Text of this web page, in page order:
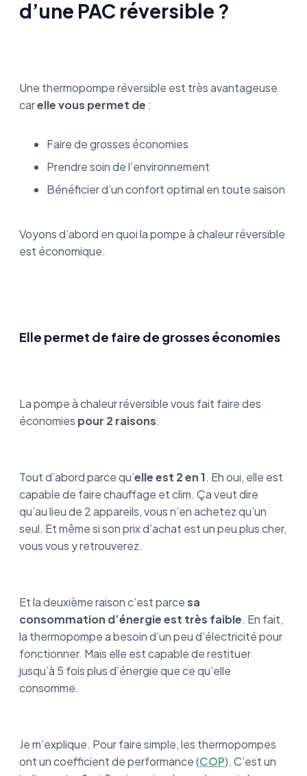
d’une PAC réversible ?
Une thermopompe réversible est très avantageuse
carelle vous permet de :
Faire de grosses économies
Prendre soin de l’environnement
Bénéficier d’un confort optimal en toute saison
Voyons d’abord en quoi la pompe à chaleur réversible
est économique.
Elle permet de faire de grosses économies
La pompe à chaleur réversible vous fait faire des
économies pour 2 raisons.
Tout d’abord parce qu’elle est 2 en 1. Eh oui, elle est
capable de faire chauffage et clim. Ça veut dire
qu’au lieu de 2 appareils, vous n’en achetez qu’un
seul. Et même si son prix d’achat est un peu plus cher,
vous vous y retrouverez.
Et la deuxième raison c’est parcesa
consommation d’énergie est très faible. En fait,
la thermopompe a besoin d’un peu d’électricité pour
fonctionner. Mais elle est capable de restituer
jusqu’à 5 fois plus d’énergie que ce qu’elle
consomme.
Je m’explique. Pour faire simple, les thermopompes
ont un coefficient de performance (COP). C’est un